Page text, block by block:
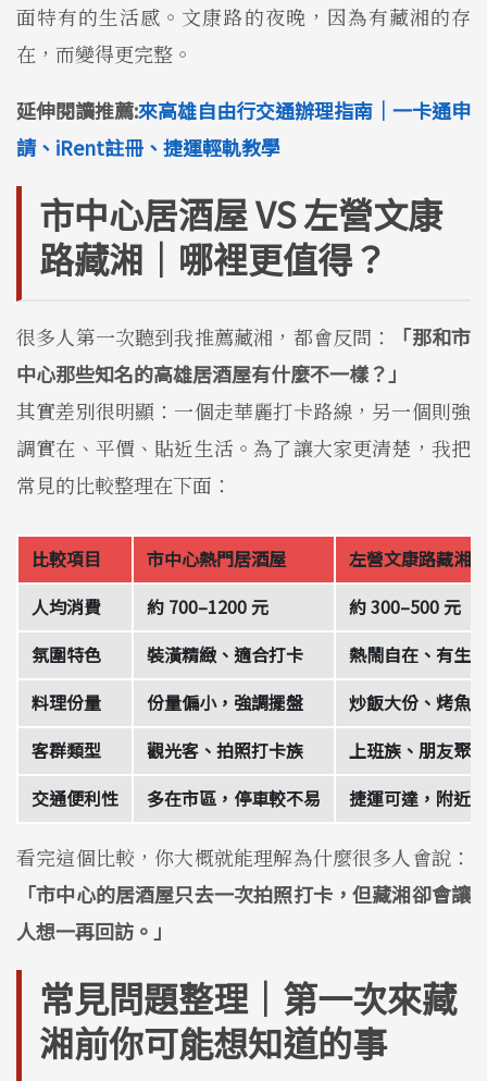
面特有的生活感。文康路的夜晚，因為有藏湘的存
在，而變得更完整。
延伸閱讀推薦:來高雄自由行交通辦理指南｜一卡通申
請、iRent註冊、捷運輕軌教學
市中心居酒屋 VS 左營文康
路藏湘｜哪裡更值得？
很多人第一次聽到我推薦藏湘，都會反問：
「那和市
中心那些知名的高雄居酒屋有什麼不一樣？」
其實差別很明顯：一個走華麗打卡路線，另一個則強
調實在、平價、貼近生活。為了讓大家更清楚，我把
常見的比較整理在下面：
比較項目 市中心熱門居酒屋
左營文康路藏湘
人均消費
約 700–1200 元
約 300–500 元
氛圍特色
裝潢精緻、適合打卡
熱鬧自在、有生
料理份量
份量偏小，強調擺盤
炒飯大份、烤魚
客群類型
觀光客、拍照打卡族
上班族、朋友聚
交通便利性
多在市區，停車較不易 捷運可達，附近
看完這個比較，你大概就能理解為什麼很多人會說：
「市中心的居酒屋只去一次拍照打卡，但藏湘卻會讓
人想一再回訪。」
常見問題整理｜第一次來藏
湘前你可能想知道的事